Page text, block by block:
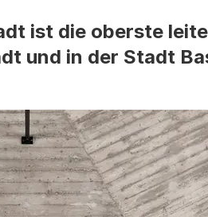
ist die oberste
und in der Stadt